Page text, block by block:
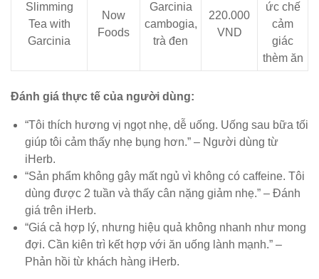
Slimming
Tea with
Garcinia
Now
Foods
Garcinia
cambogia,
trà đen
220.000
VND
ức chế
cảm
giác
thèm ăn
Đánh giá thực tế của người dùng:
“Tôi thích hương vị ngọt nhẹ, dễ uống. Uống sau bữa tối
giúp tôi cảm thấy nhẹ bụng hơn.” – Người dùng từ
iHerb.
“Sản phẩm không gây mất ngủ vì không có caffeine. Tôi
dùng được 2 tuần và thấy cân nặng giảm nhẹ.” – Đánh
giá trên iHerb.
“Giá cả hợp lý, nhưng hiệu quả không nhanh như mong
đợi. Cần kiên trì kết hợp với ăn uống lành mạnh.” –
Phản hồi từ khách hàng iHerb.